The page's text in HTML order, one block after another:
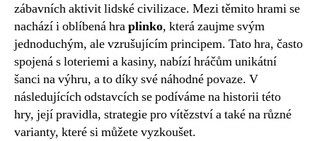
zábavních aktivit lidské civilizace. Mezi těmito hrami se
nachází i oblíbená hraplinko, která zaujme svým
jednoduchým, ale vzrušujícím principem. Tato hra, často
spojená s loteriemi a kasiny, nabízí hráčům unikátní
šanci na výhru, a to díky své náhodné povaze. V
následujících odstavcích se podíváme na historii této
hry, její pravidla, strategie pro vítězství a také na různé
varianty, které si můžete vyzkoušet.